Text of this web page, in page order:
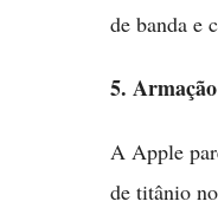
de banda e
5.
A Apple
de titânio